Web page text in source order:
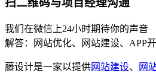
扫二维码与项目经理沟通
我们在微信上24小时期待你的声音
解答：网站优化、网站建设、APP
藤设计是一家以提供网站建设、 网